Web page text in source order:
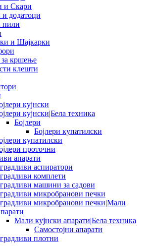
и Скари
додатоци
пили
и Шајкарки
кршење
клешти
кујнски
кујнски|Бела техника
Бојлери
Бојлери купатилски
купатилски
проточни
апарати
аспиратори
комплети
машини за садови
микробранови печки
микробранови печки|Мали
Мали кујнски апарати|Бела техника
Самостојни апарати
плотни